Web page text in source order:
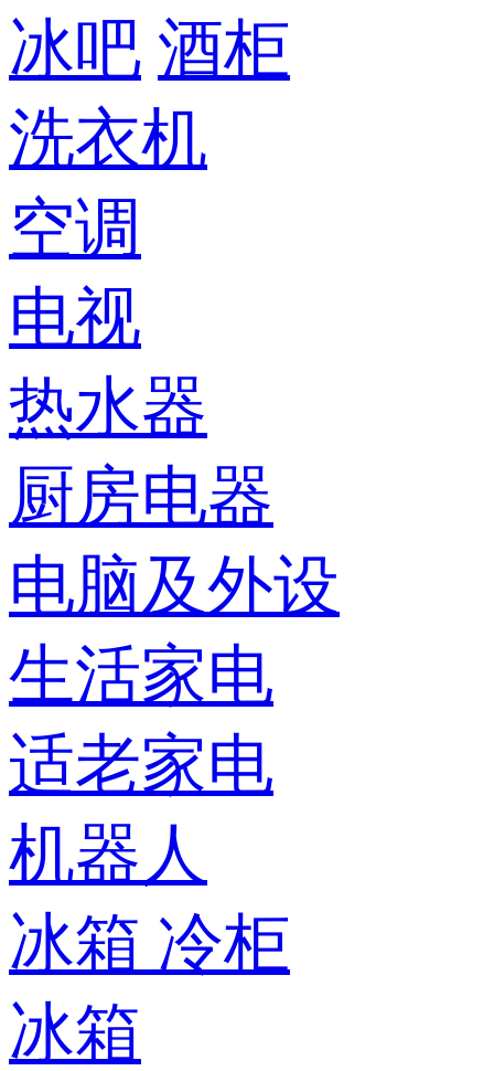
冰吧 酒柜
洗衣机
空调
电视
热水器
厨房电器
电脑及外设
生活家电
适老家电
机器人
冰箱 冷柜
冰箱